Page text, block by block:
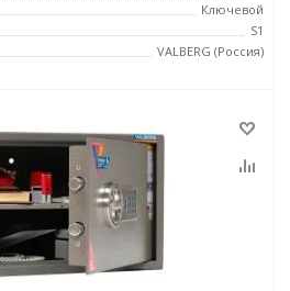
Ключевой
S1
VALBERG (Россия)